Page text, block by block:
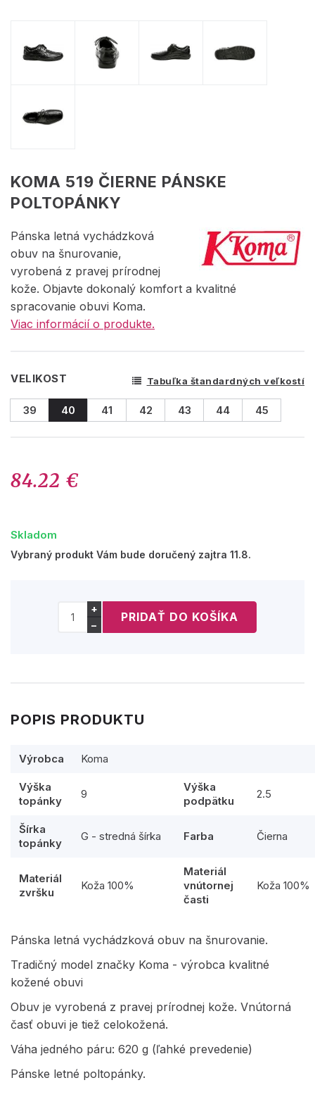
KOMA 519 ČIERNE PÁNSKE
POLTOPÁNKY
Pánska letná vychádzková
obuv na šnurovanie,
vyrobená z pravej prírodnej
kože. Objavte dokonalý komfort a kvalitné
spracovanie obuvi Koma.
Viac informácií o produkte.
VELIKOST Tabuľka štandardných veľkostí
39 40 41 42 43 44 45
84.22 €
Skladom
Vybraný produkt Vám bude doručený zajtra 11.8.
+
−
POPIS PRODUKTU
Výrobca Koma
Výška
topánky
9
Výška
podpätku
2.5
Šírka
topánky
G - stredná šírka Farba Čierna
Materiál
zvršku
Koža 100%
Materiál
vnútornej
časti
Koža 100%
Pánska letná vychádzková obuv na šnurovanie.
Tradičný model značky Koma - výrobca kvalitné
kožené obuvi
Obuv je vyrobená z pravej prírodnej kože. Vnútorná
časť obuvi je tiež celokožená.
Váha jedného páru: 620 g (ľahké prevedenie)
Pánske letné poltopánky.